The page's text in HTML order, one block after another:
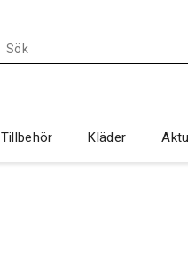
Tillbehör Kläder